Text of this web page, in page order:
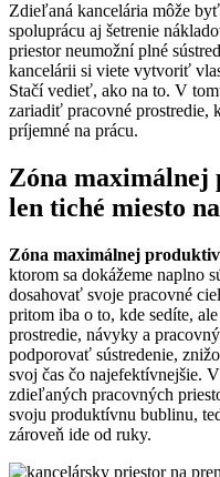
Zdieľaná kancelária môže
spoluprácu aj šetrenie
priestor neumožní plné
kancelárii si viete vytvoriť
Stačí vedieť, ako na to. V
zariadiť pracovné prostredie,
príjemné na prácu.
Zóna maximálnej
len tiché miesto
Zóna maximálnej
ktorom sa dokážeme naplno
dosahovať svoje pracovné
pritom iba o to, kde sedíte,
prostredie, návyky a
podporovať sústredenie,
svoj čas čo najefektívnejšie.
zdieľaných pracovných
svoju produktívnu bublinu,
zároveň ide od ruky.